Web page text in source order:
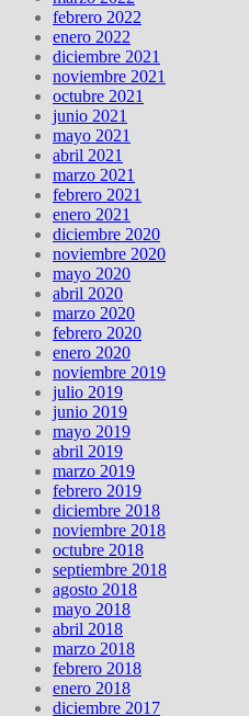
febrero 2022
enero 2022
diciembre 2021
noviembre 2021
octubre 2021
junio 2021
mayo 2021
abril 2021
marzo 2021
febrero 2021
enero 2021
diciembre 2020
noviembre 2020
mayo 2020
abril 2020
marzo 2020
febrero 2020
enero 2020
noviembre 2019
julio 2019
junio 2019
mayo 2019
abril 2019
marzo 2019
febrero 2019
diciembre 2018
noviembre 2018
octubre 2018
septiembre 2018
agosto 2018
mayo 2018
abril 2018
marzo 2018
febrero 2018
enero 2018
diciembre 2017